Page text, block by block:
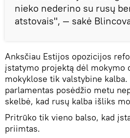
nieko nederino su rusų
atstovais", — sakė
Anksčiau Estijos opozicijos
įstatymo projektą dėl mokymo
mokyklose tik valstybine kalba.
parlamentas posėdžio metu
skelbė, kad rusų kalba išliks
Pritrūko tik vieno balso, kad
priimtas.